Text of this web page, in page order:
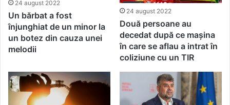
24 august 2022
Un bărbat a fost
înjunghiat de un minor la
un botez din cauza unei
melodii
24 august 2022
Două persoane au
decedat după ce mașina
în care se aflau a intrat în
coliziune cu un TIR